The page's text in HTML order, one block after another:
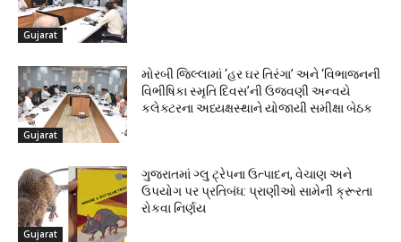
Gujarat
Gujarat
મોરબી જિલ્લામાં ‘હર ઘર તિરંગા’ અને ‘વિભાજનની
વિભીષિકા સ્મૃતિ દિવસ’ની ઉજવણી અન્વયે
કલેક્ટરના અધ્યક્ષસ્થાને યોજાયી સમીક્ષા બેઠક
Gujarat
ગુજરાતમાં ગ્લુ ટ્રેપના ઉત્પાદન, વેચાણ અને
ઉપયોગ પર પ્રતિબંધ: પ્રાણીઓ સામેની ક્રૂરતા
રોકવા નિર્ણય